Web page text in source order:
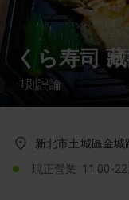
くら寿司
·1 則評論
新北市土城區金城
現正營業: 11:00-